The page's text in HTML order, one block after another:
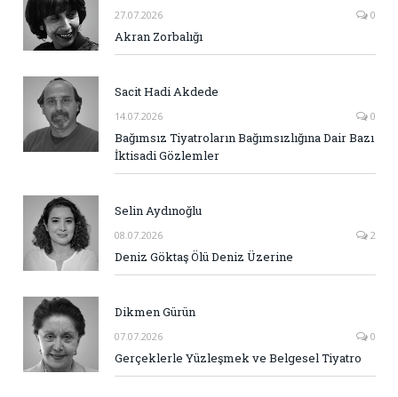
27.07.2026 0
Akran Zorbalığı
Sacit Hadi Akdede
14.07.2026 0
Bağımsız Tiyatroların Bağımsızlığına Dair Bazı
İktisadi Gözlemler
Selin Aydınoğlu
08.07.2026 2
Deniz Göktaş Ölü Deniz Üzerine
Dikmen Gürün
07.07.2026 0
Gerçeklerle Yüzleşmek ve Belgesel Tiyatro